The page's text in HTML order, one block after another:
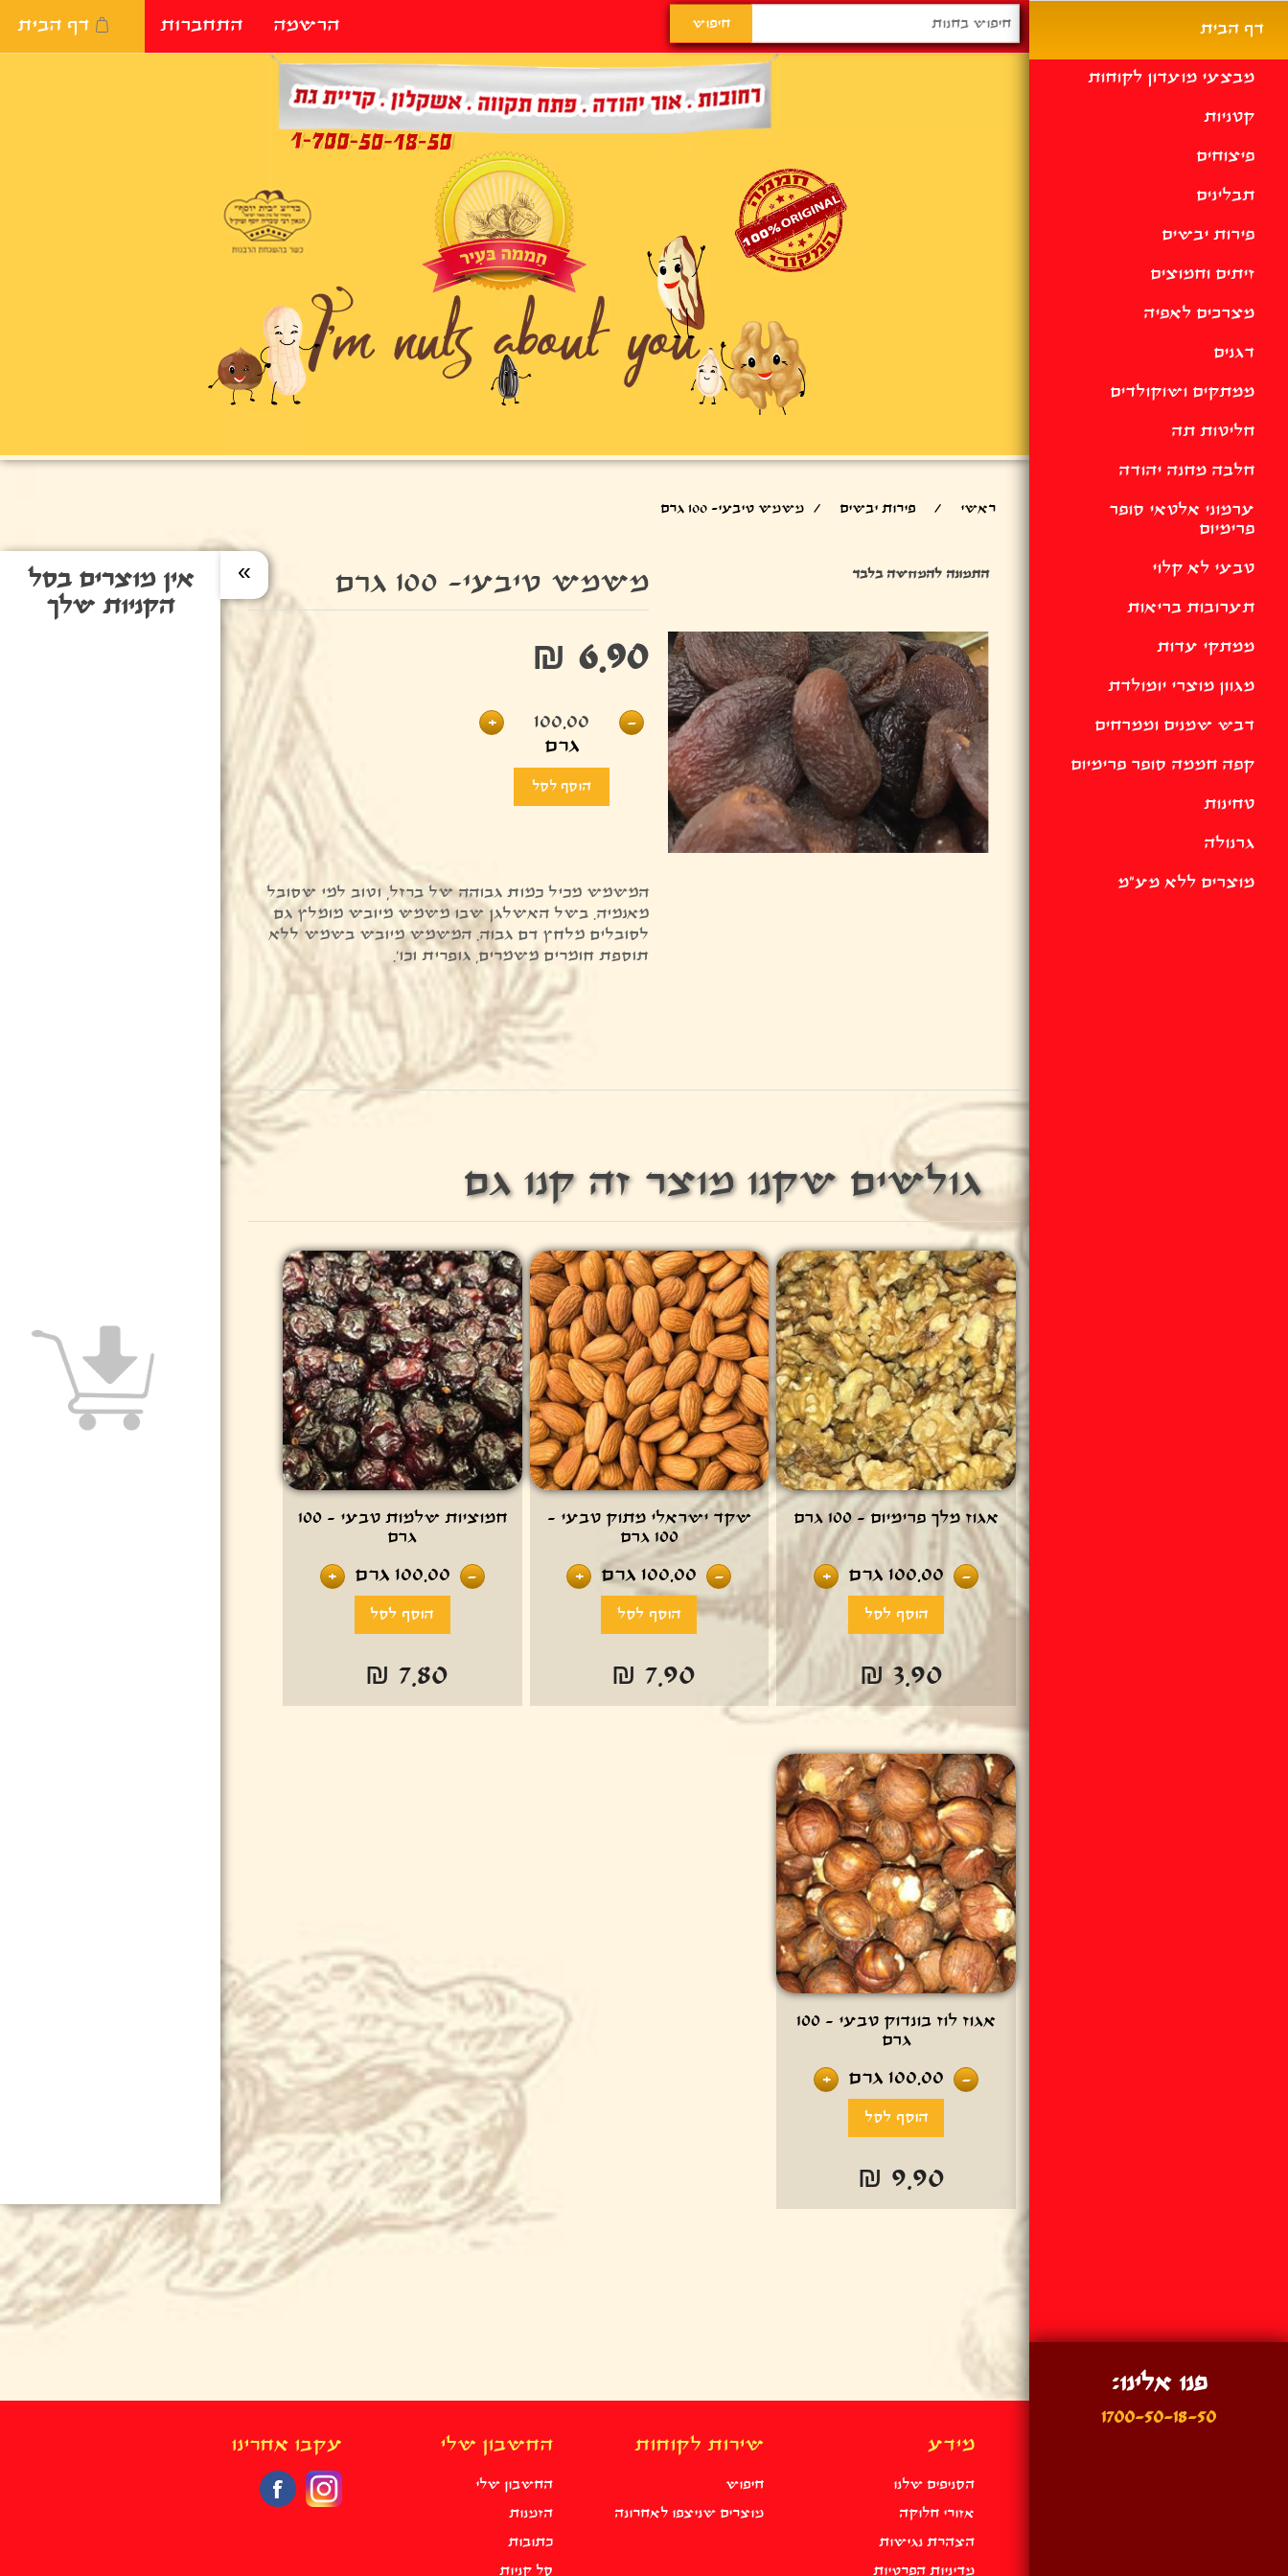
הרשמה התחברות דף הבית
אין מוצרים בסל
הקניות שלך
»
דף הבית
מבצעי מועדון לקוחות
קטניות
פיצוחים
תבלינים
פירות יבשים
זיתים וחמוצים
מצרכים לאפיה
דגנים
ממתקים ושוקולדים
חליטות תה
חלבה מחנה יהודה
ערמוני אלטאי סופר
פרימיום
טבעי לא קלוי
תערובות בריאות
ממתקי עדות
מגוון מוצרי יומולדת
דבש שמנים וממרחים
קפה חממה סופר פרימיום
טחינות
גרנולה
מוצרים ללא מע"מ
פנו אלינו:
1700-50-18-50
ראשי / פירות יבשים / משמש טיבעי- 100 גרם
משמש טיבעי- 100 גרם
₪ 6.90
-
100.00
גרם
+
התמונה להמחשה בלבד
המשמש מכיל כמות גבוהה של ברזל, וטוב למי שסובל
מאנמיה. בשל האשלגן שבו משמש מיובש מומלץ גם
לסובלים מלחץ דם גבוה. המשמש מיובש בשמש ללא
תוספת חומרים משמרים, גופרית וכו’.
גולשים שקנו מוצר זה קנו גם
אגוז מלך פרימיום - 100 גרם
-
100.00גרם +
₪ 3.90
שקד ישראלי מתוק טבעי -
100 גרם
-
100.00גרם +
₪ 7.90
חמוציות שלמות טבעי - 100
גרם
-
100.00 גרם +
₪ 7.80
אגוז לוז בונדוק טבעי - 100
גרם
-
100.00גרם +
₪ 9.90
מידע
הסניפים שלנו
אזורי חלוקה
הצהרת נגישות
מדיניות הפרטיות
שירות לקוחות
חיפוש
מוצרים שניצפו לאחרונה
החשבון שלי
החשבון שלי
הזמנות
כתובות
סל קניות
עקבו אחרינו